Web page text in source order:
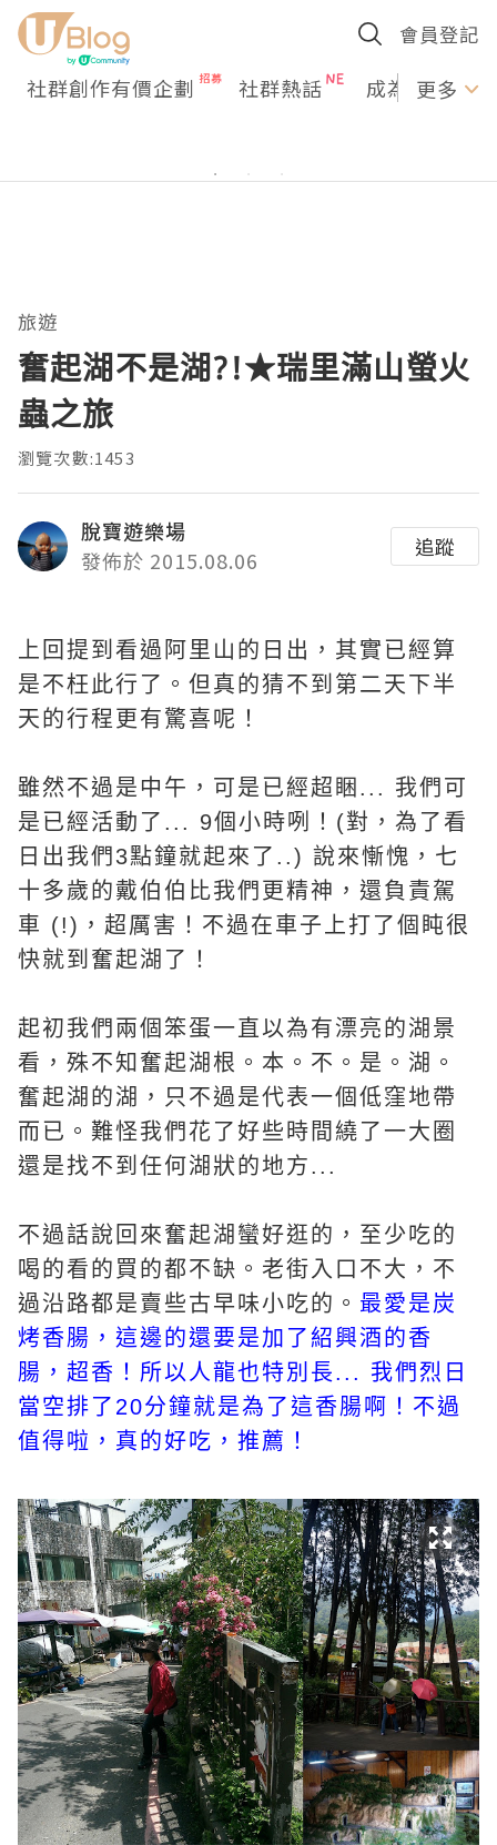
會員登記
社群創作有價企劃 社群熱話 成為U更多
旅遊
奮起湖不是湖?!★瑞里滿山螢火
蟲之旅
瀏覽次數:1453
脫寶遊樂場
發佈於 2015.08.06
追蹤
上回提到看過阿里山的日出，其實已經算
是不枉此行了。但真的猜不到第二天下半
天的行程更有驚喜呢！
雖然不過是中午，可是已經超睏... 我們可
是已經活動了... 9個小時咧！(對，為了看
日出我們3點鐘就起來了..) 說來慚愧，七
十多歲的戴伯伯比我們更精神，還負責駕
車 (!)，超厲害！不過在車子上打了個盹很
快就到奮起湖了！
起初我們兩個笨蛋一直以為有漂亮的湖景
看，殊不知奮起湖根。本。不。是。湖。
奮起湖的湖，只不過是代表一個低窪地帶
而已。難怪我們花了好些時間繞了一大圈
還是找不到任何湖狀的地方...
不過話說回來奮起湖蠻好逛的，至少吃的
喝的看的買的都不缺。老街入口不大，不
過沿路都是賣些古早味小吃的。 最愛是炭
烤香腸，這邊的還要是加了紹興酒的香
腸，超香！所以人龍也特別長... 我們烈日
當空排了20分鐘就是為了這香腸啊！不過
值得啦，真的好吃，推薦！